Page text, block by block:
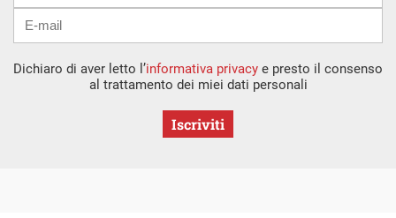
Dichiaro di aver letto l’informativa privacy e presto il consenso
al trattamento dei miei dati personali
Iscriviti